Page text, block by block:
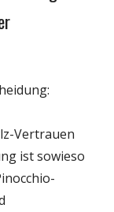
Vertrauen
ist sowieso